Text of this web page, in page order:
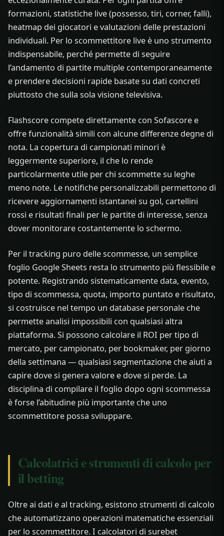
formazioni, statistiche live (possesso, tiri, corner, falli),
heatmap dei giocatori e valutazioni delle prestazioni
individuali. Per lo scommettitore live è uno strumento
indispensabile, perché permette di seguire
l’andamento di partite multiple contemporaneamente
e prendere decisioni rapide basate su dati concreti
piuttosto che sulla sola visione televisiva.
Flashscore compete direttamente con Sofascore e
offre funzionalità simili con alcune differenze degne di
nota. La copertura di campionati minori è
leggermente superiore, il che lo rende
particolarmente utile per chi scommette su leghe
meno note. Le notifiche personalizzabili permettono di
ricevere aggiornamenti istantanei su gol, cartellini
rossi e risultati finali per le partite di interesse, senza
dover monitorare costantemente lo schermo.
Per il tracking puro delle scommesse, un semplice
foglio Google Sheets resta lo strumento più flessibile e
potente. Registrando sistematicamente data, evento,
tipo di scommessa, quota, importo puntato e risultato,
si costruisce nel tempo un database personale che
permette analisi impossibili con qualsiasi altra
piattaforma. Si possono calcolare il ROI per tipo di
mercato, per campionato, per bookmaker, per giorno
della settimana — qualsiasi segmentazione che aiuti a
capire dove si genera valore e dove si perde. La
disciplina di compilare il foglio dopo ogni scommessa
è forse l’abitudine più importante che uno
scommettitore possa sviluppare.
Calcolatrici e strumenti di calcolo per
il betting
Oltre ai dati e al tracking, esistono strumenti di calcolo
che automatizzano operazioni matematiche essenziali
per lo scommettitore. I calcolatori di surebet